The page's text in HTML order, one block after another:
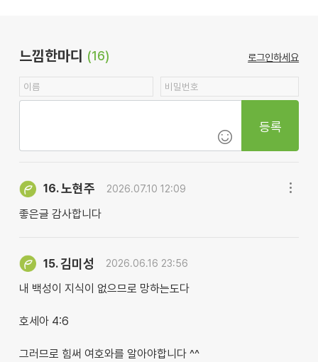
느낌한마디 (16) 로그인하세요
등록
16.노현주 2026.07.10 12:09
좋은글 감사합니다
15.김미성 2026.06.16 23:56
내 백성이 지식이 없으므로 망하는도다
호세아 4:6
그러므로 힘써 여호와를 알아야합니다 ^^